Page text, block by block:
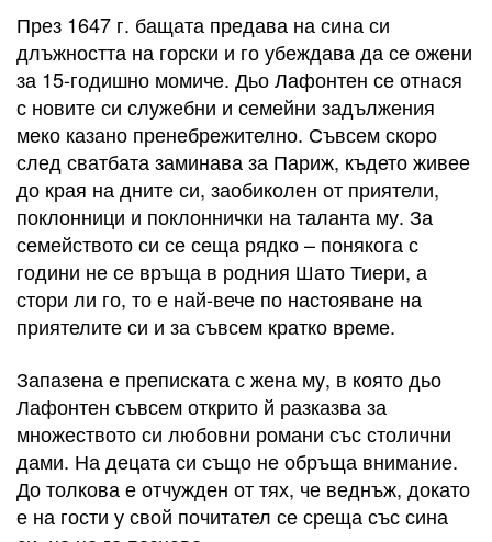
През 1647 г. бащата предава на сина си
длъжността на горски и го убеждава да се ожени
за 15-годишно момиче. Дьо Лафонтен се отнася
с новите си служебни и семейни задължения
меко казано пренебрежително. Съвсем скоро
след сватбата заминава за Париж, където живее
до края на дните си, заобиколен от приятели,
поклонници и поклоннички на таланта му. За
семейството си се сеща рядко – понякога с
години не се връща в родния Шато Тиери, а
стори ли го, то е най-вече по настояване на
приятелите си и за съвсем кратко време.
Запазена е преписката с жена му, в която дьо
Лафонтен съвсем открито й разказва за
множеството си любовни романи със столични
дами. На децата си също не обръща внимание.
До толкова е отчужден от тях, че веднъж, докато
е на гости у свой почитател се среща със сина